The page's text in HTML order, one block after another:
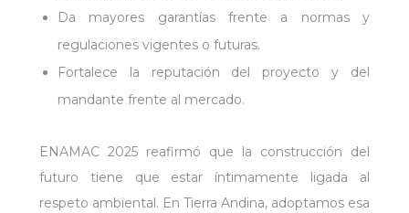
Da mayores garantías frente a normas y
regulaciones vigentes o futuras.
Fortalece la reputación del proyecto y del
mandante frente al mercado.
ENAMAC 2025 reafirmó que la construcción del
futuro tiene que estar íntimamente ligada al
respeto ambiental. En Tierra Andina, adoptamos esa